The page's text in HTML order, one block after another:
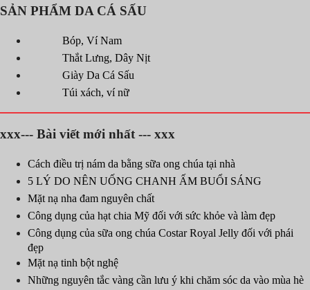
SẢN PHẨM DA CÁ SẤU
Bóp, Ví Nam
Thắt Lưng, Dây Nịt
Giày Da Cá Sấu
Túi xách, ví nữ
xxx--- Bài viết mới nhất --- xxx
Cách điều trị nám da bằng sữa ong chúa tại nhà
5 LÝ DO NÊN UỐNG CHANH ẤM BUỔI SÁNG
Mặt nạ nha đam nguyên chất
Công dụng của hạt chia Mỹ đối với sức khỏe và làm đẹp
Công dụng của sữa ong chúa Costar Royal Jelly đối với phái
đẹp
Mặt nạ tinh bột nghệ
Những nguyên tắc vàng cần lưu ý khi chăm sóc da vào mùa hè